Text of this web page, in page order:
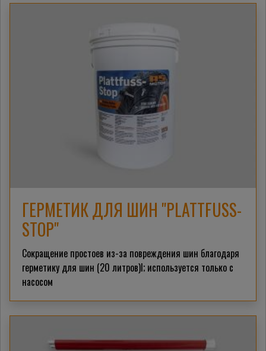
ГЕРМЕТИК ДЛЯ ШИН "PLATTFUSS-
STOP"
Сокращение простоев из-за повреждения шин благодаря
герметику для шин (20 литров)l; используется только с
насосом